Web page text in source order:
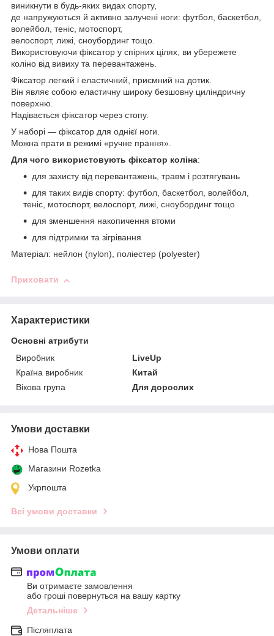
виникнути в будь-яких видах спорту,
де напружуються й активно залучені ноги: футбол, баскетбол,
волейбол, теніс, мотоспорт,
велоспорт, лижі, сноубординг тощо.
Використовуючи фіксатор у спірних цілях, ви убережете
коліно від вивиху та перевантажень.
Фіксатор легкий і еластичний, приємний на дотик.
Він являє собою еластичну широку безшовну циліндричну
поверхню.
Надівається фіксатор через стопу.
У наборі — фіксатор для однієї ноги.
Можна прати в режимі «ручне прання».
Для чого використовують фіксатор коліна:
для захисту від перевантажень, травм і розтягувань
для таких видів спорту: футбол, баскетбол, волейбол,
теніс, мотоспорт, велоспорт, лижі, сноубординг тощо
для зменшення накопичення втоми
для підтримки та зігрівання
Матеріал: нейлон (nylon), поліестер (polyester)
Приховати
Характеристики
Основні атрибути
Виробник
LiveUp
Країна виробник
Китай
Вікова група
Для дорослих
Умови доставки
Нова Пошта
Магазини Rozetka
Укрпошта
Всі умови доставки
Умови оплати
Ви отримаєте замовлення
або гроші повернуться на вашу картку
Детальніше
Післяплата